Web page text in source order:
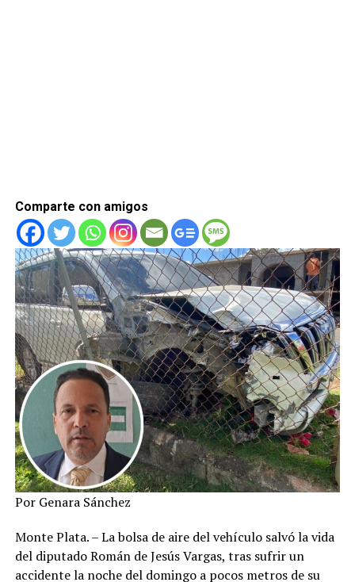
Comparte con amigos
Por Genara Sánchez
Monte Plata. – La bolsa de aire del vehículo salvó la vida
del diputado Román de Jesús Vargas, tras sufrir un
accidente la noche del domingo a pocos metros de su